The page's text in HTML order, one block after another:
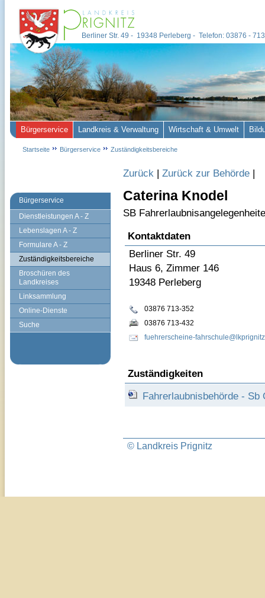
Bürgerservice
Dienstleistungen A - Z
Lebenslagen A - Z
Formulare A - Z
Zuständigkeitsbereiche
Broschüren des
Landkreises
Linksammlung
Online-Dienste
Suche
Zurück | Zurück zur Behörde |
Caterina Knodel
SB
Kontaktdaten
Berliner Str. 49
Haus 6, Zimmer 146
19348 Perleberg
03876 713-352
03876 713-432
fuehrerscheine-
Zuständigkeiten
Fahrerlaubnisbehörde -
© Landkreis Prignitz
Berliner Str. 49 - 19348 Perleberg - Telefon: 03876 -
Bürgerservice Landkreis & Verwaltung Wirtschaft & Umwelt
Startseite Bürgerservice Zuständigkeitsbereiche